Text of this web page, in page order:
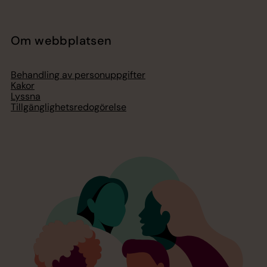
Om webbplatsen
Behandling av personuppgifter
Kakor
Lyssna
Tillgänglighetsredogörelse